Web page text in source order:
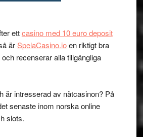
ettcasino med 10 euro deposit
ärSpelaCasino.ioen riktigt bra
recenserar alla tillgängliga
är intresserad av nätcasinon? På
senaste inom norska online
slots.